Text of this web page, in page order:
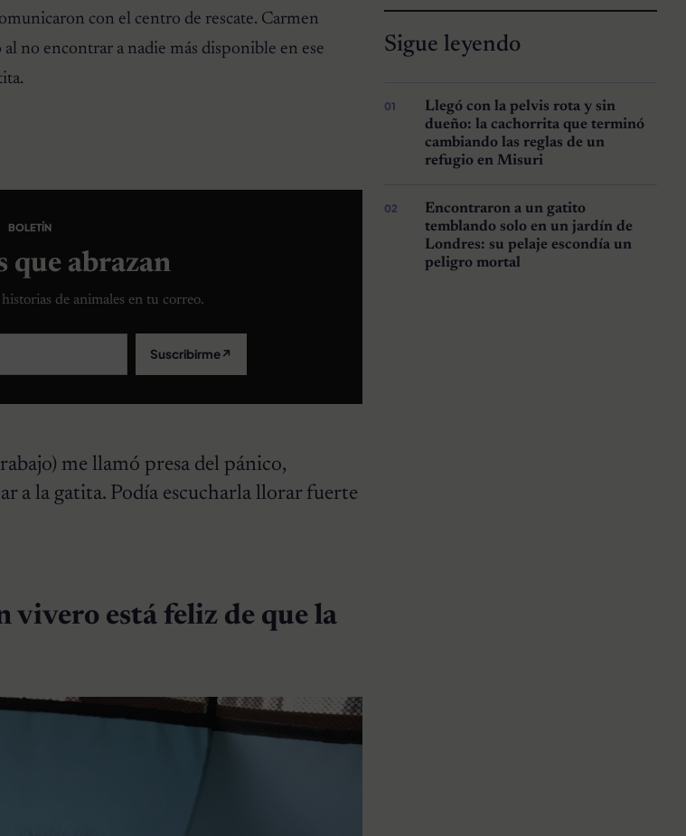
con el centro de rescate. Carmen
no encontrar a nadie más disponible en ese
BOLETÍN
que abrazan
de animales en tu correo.
Suscribirme↗
me llamó presa del pánico,
a la gatita. Podía escucharla llorar fuerte
vivero está feliz de que la
Sigue leyendo
Llegó con la pelvis rota y sin
dueño: la cachorrita que terminó
cambiando las reglas de un
refugio en Misuri
Encontraron a un gatito
temblando solo en un jardín de
Londres: su pelaje escondía un
peligro mortal